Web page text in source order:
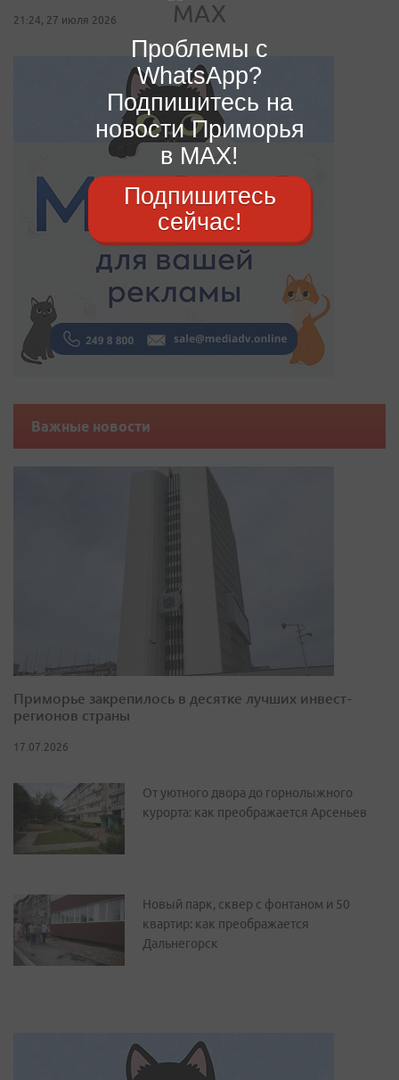
21:24, 27 июля 2026
Важные новости
Приморье закрепилось в десятке лучших инвест-
регионов страны
17.07.2026
От уютного двора до горнолыжного
курорта: как преображается Арсеньев
Новый парк, сквер с фонтаном и 50
квартир: как преображается
Дальнегорск
Проблемы с
WhatsApp?
Подпишитесь на
новости Приморья
в MAX!
Подпишитесь
сейчас!